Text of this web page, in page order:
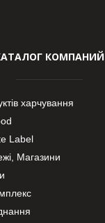
КОМПАНИЙ
харчування
Label
Магазини